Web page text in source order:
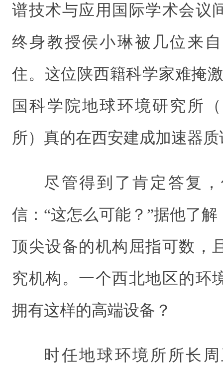
谱技术与应用国际学术会议
终身教授侯小琳被几位来
住。这位陕西籍科学家难掩
国科学院地球环境研究所
所）真的在西安建成加速器
尽管得到了肯定答复
信：“这怎么可能？”据他了
顶尖设备的机构屈指可数，
究机构。一个西北地区的环
拥有这样的高端设备？
时任地球环境所所长